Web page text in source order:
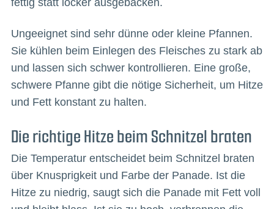
fettig statt locker ausgebacken.
Ungeeignet sind sehr dünne oder kleine Pfannen.
Sie kühlen beim Einlegen des Fleisches zu stark ab
und lassen sich schwer kontrollieren. Eine große,
schwere Pfanne gibt die nötige Sicherheit, um Hitze
und Fett konstant zu halten.
Die richtige Hitze beim Schnitzel braten
Die Temperatur entscheidet beim Schnitzel braten
über Knusprigkeit und Farbe der Panade. Ist die
Hitze zu niedrig, saugt sich die Panade mit Fett voll